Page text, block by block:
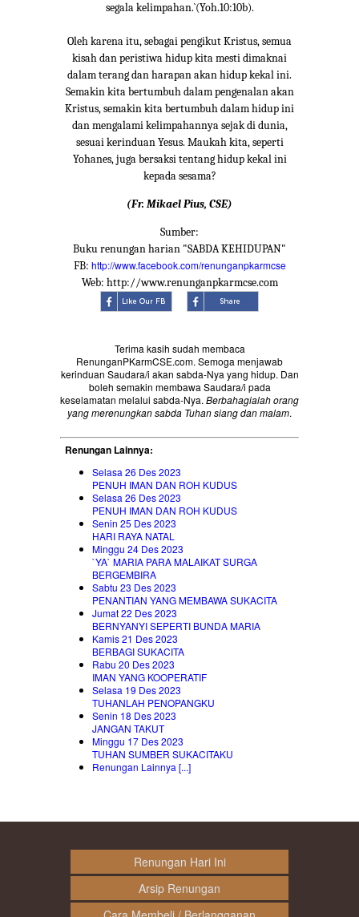
segala kelimpahan.`(Yoh.10:10b).
Oleh karena itu, sebagai pengikut Kristus, semua
kisah dan peristiwa hidup kita mesti dimaknai
dalam terang dan harapan akan hidup kekal ini.
Semakin kita bertumbuh dalam pengenalan akan
Kristus, semakin kita bertumbuh dalam hidup ini
dan mengalami kelimpahannya sejak di dunia,
sesuai kerinduan Yesus. Maukah kita, seperti
Yohanes, juga bersaksi tentang hidup kekal ini
kepada sesama?
(Fr. Mikael Pius, CSE)
Sumber:
Buku renungan harian "SABDA KEHIDUPAN"
FB: http://www.facebook.com/renunganpkarmcse
Web: http://www.renunganpkarmcse.com
Terima kasih sudah membaca
RenunganPKarmCSE.com. Semoga menjawab
kerinduan Saudara/i akan sabda-Nya yang hidup. Dan
boleh semakin membawa Saudara/i pada
keselamatan melalui sabda-Nya. Berbahagialah orang
yang merenungkan sabda Tuhan siang dan malam.
Renungan Lainnya:
Selasa 26 Des 2023
PENUH IMAN DAN ROH KUDUS
Selasa 26 Des 2023
PENUH IMAN DAN ROH KUDUS
Senin 25 Des 2023
HARI RAYA NATAL
Minggu 24 Des 2023
`YA` MARIA PARA MALAIKAT SURGA
BERGEMBIRA
Sabtu 23 Des 2023
PENANTIAN YANG MEMBAWA SUKACITA
Jumat 22 Des 2023
BERNYANYI SEPERTI BUNDA MARIA
Kamis 21 Des 2023
BERBAGI SUKACITA
Rabu 20 Des 2023
IMAN YANG KOOPERATIF
Selasa 19 Des 2023
TUHANLAH PENOPANGKU
Senin 18 Des 2023
JANGAN TAKUT
Minggu 17 Des 2023
TUHAN SUMBER SUKACITAKU
Renungan Lainnya [...]
Renungan Hari Ini
Arsip Renungan